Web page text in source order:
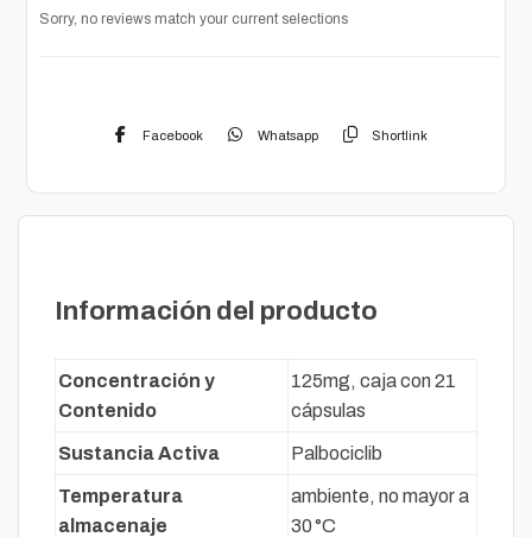
Sorry, no reviews match your current selections
Facebook Whatsapp Shortlink
Información del producto
Concentración y
Contenido
125mg, caja con 21
cápsulas
Sustancia Activa Palbociclib
Temperatura
almacenaje
ambiente, no mayor a
30 °C